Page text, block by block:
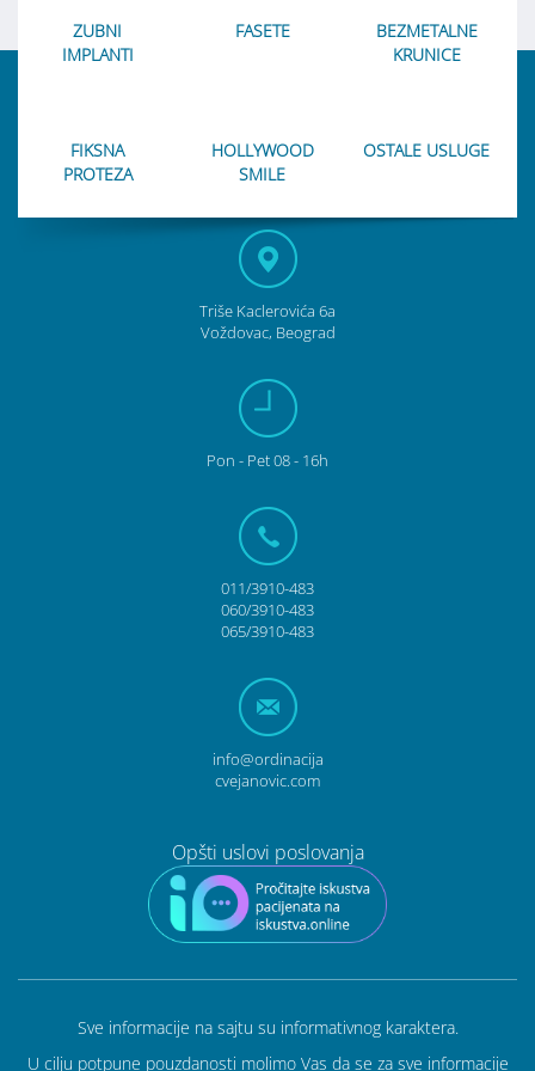
ZUBNI
IMPLANTI
FASETE
BEZMETALNE
KRUNICE
FIKSNA
PROTEZA
HOLLYWOOD
SMILE
OSTALE USLUGE
Triše Kaclerovića 6a
Voždovac, Beograd
Pon - Pet08 - 16h
011/3910-483
060/3910-483
065/3910-483
info@ordinacija
cvejanovic.com
Opšti uslovi poslovanja
Sve informacije na sajtu su informativnog karaktera.
U cilju potpune pouzdanosti molimo Vas da se za sve informacije